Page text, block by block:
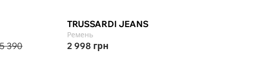
390
TRUSSARDI JEANS
Ремень
2 998 грн